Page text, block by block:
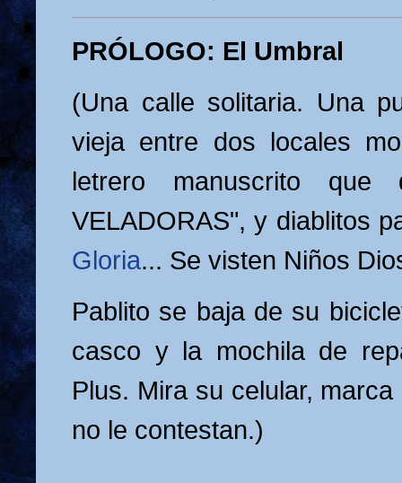
PRÓLOGO: El Umbral
(Una calle solitaria. Una
vieja entre dos locales
letrero manuscrito que
VELADORAS", y diablitos
Gloria... Se visten Niños
Pablito se baja de su
casco y la mochila de
Plus. Mira su celular,
no le contestan.)